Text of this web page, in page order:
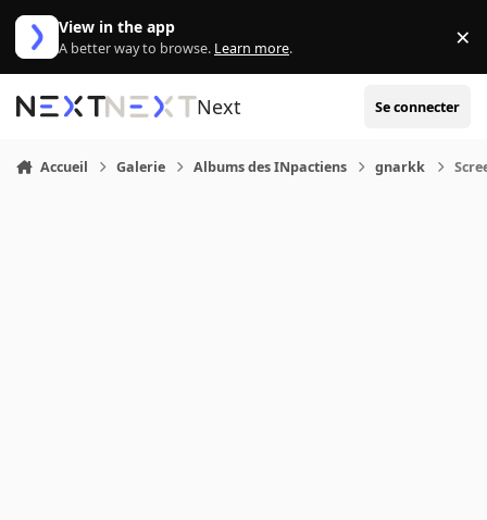
Aller au contenu
View in the app
A better way to browse. Learn more. ×
Next Se connecter
Accueil Galerie Albums des INpactiens gnarkk